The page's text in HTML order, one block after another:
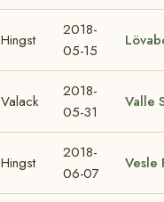
Hingst
2018-
05-15
Valack
2018-
05-31
Valle
Hingst
2018-
06-07
Vesle